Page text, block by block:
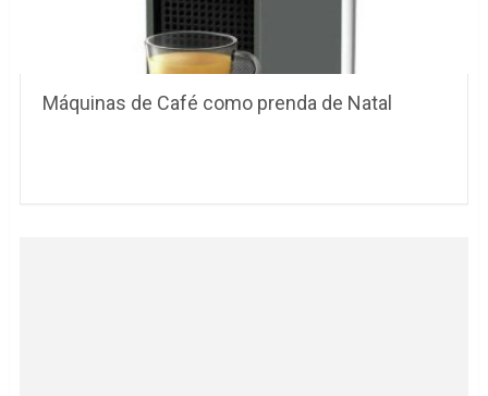
Máquinas de Café como prenda de Natal